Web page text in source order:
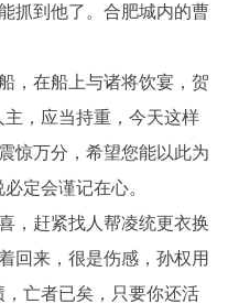
抓到他了。合肥城内的曹
，在船上与诸将饮宴，贺
，应当持重，今天这样
惊万分，希望您能以此为
定会谨记在心。
，赶紧找人帮凌统更衣换
回来，很是伤感，孙权用
亡者已矣，只要你还活